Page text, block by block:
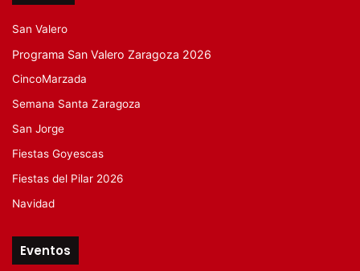
San Valero
Programa San Valero Zaragoza 2026
CincoMarzada
Semana Santa Zaragoza
San Jorge
Fiestas Goyescas
Fiestas del Pilar 2026
Navidad
Eventos